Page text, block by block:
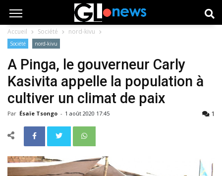
Accueil Société nord-kivu
Société nord-kivu
A Pinga, le gouverneur Carly
Kasivita appelle la population à
cultiver un climat de paix
Par Ésaïe Tsongo - 1 août 2020 17:45 1